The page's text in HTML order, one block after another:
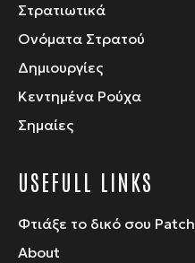
Στρατιωτικά
Ονόματα Στρατού
Δημιουργίες
Κεντημένα Ρούχα
Σημαίες
USEFULL LINKS
Φτιάξε το δικό σου Patch
About